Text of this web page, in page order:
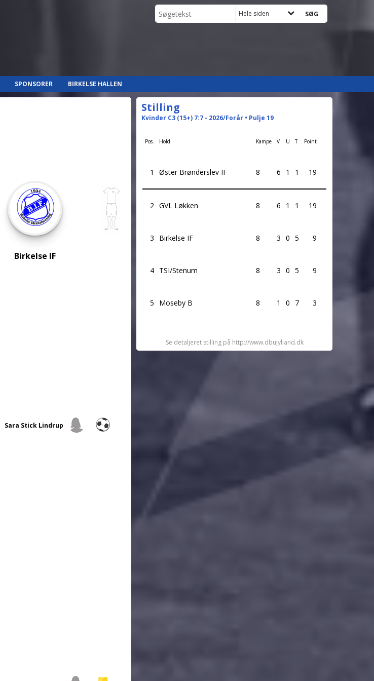
Hele siden
SPONSORER BIRKELSE HALLEN
Birkelse IF
Sara Stick Lindrup
Stilling
Kvinder C3 (15+) 7:7 - 2026/Forår • Pulje 19
Pos. Hold Kampe V U T Point
1 Øster Brønderslev IF 8 6 1 1 19
2 GVL Løkken 8 6 1 1 19
3 Birkelse IF 8 3 0 5 9
4 TSI/Stenum 8 3 0 5 9
5 Moseby B 8 1 0 7 3
Se detaljeret stilling på http://www.dbujylland.dk